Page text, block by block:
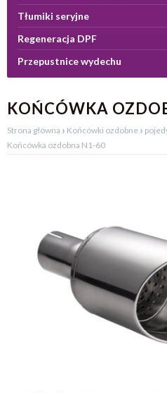
Tłumiki seryjne
Regeneracja DPF
Przepustnice wydechu
KOŃCÓWKA
Strona główna › Końcówki ozdobne ›
Końcówka ozdobna N1-60